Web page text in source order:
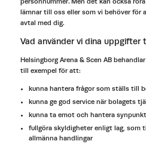
lämnar till oss eller som vi behöver
avtal med dig.
Vad använder vi dina uppgifter
Helsingborg Arena & Scen AB
till exempel för att:
kunna hantera frågor som ställs till
kunna ge god service när bolagets
kunna ta emot och hantera
fullgöra skyldigheter enligt lag, som
allmänna handlingar